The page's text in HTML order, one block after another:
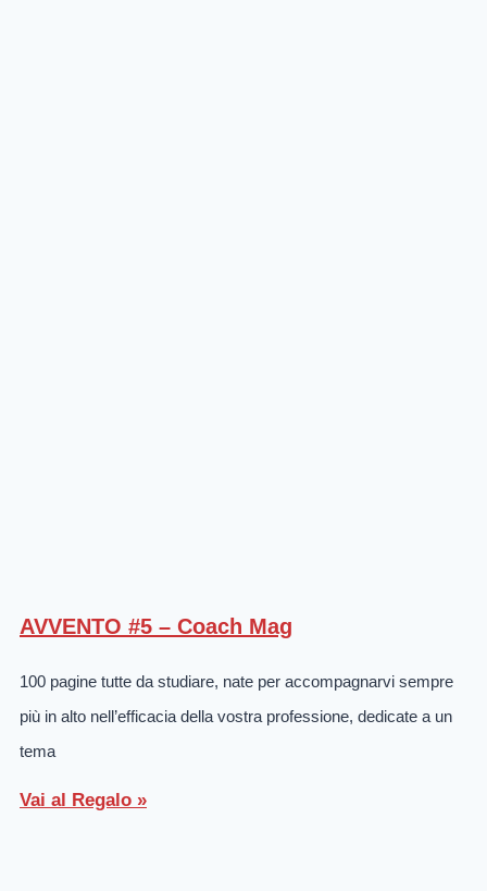
AVVENTO #5 – Coach Mag
100 pagine tutte da studiare, nate per accompagnarvi sempre
più in alto nell’efficacia della vostra professione, dedicate a un
tema
Vai al Regalo »